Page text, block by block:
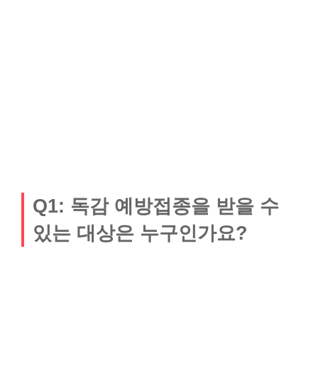
Q1: 독감 예방접종을 받을 수
있는 대상은 누구인가요?